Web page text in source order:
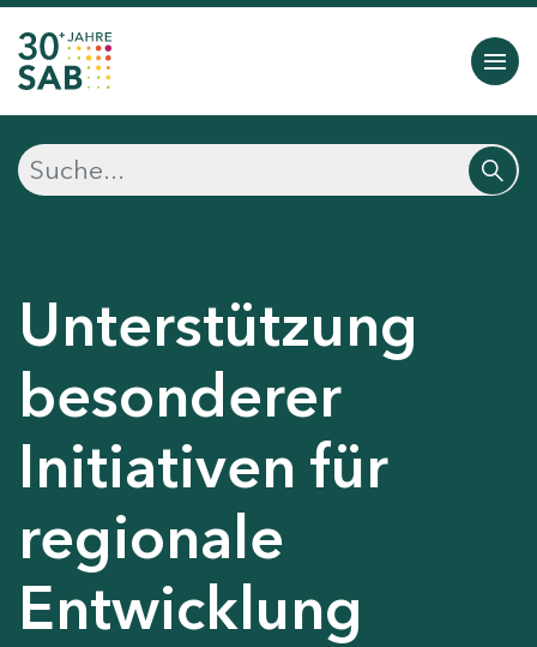
Unterstützung
besonderer
Initiativen für
regionale
Entwicklung